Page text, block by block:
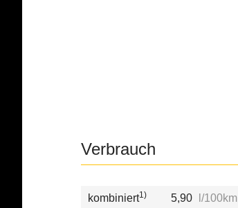
Verbrauch
kombiniert1) 5,90 l/100km